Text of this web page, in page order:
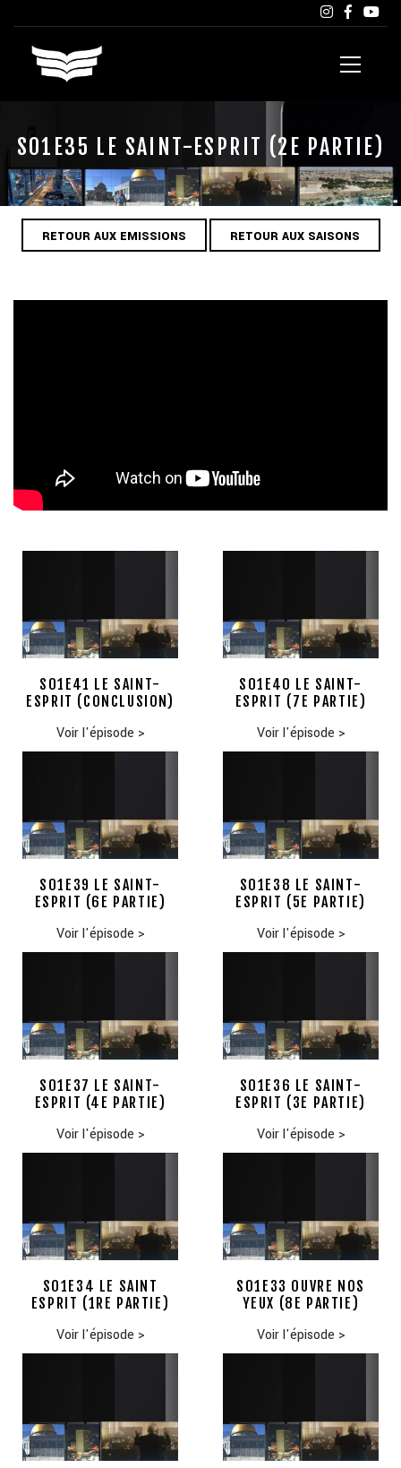
S01E35 LE SAINT-ESPRIT (2E PARTIE)
RETOUR AUX EMISSIONS RETOUR AUX SAISONS
S01E41 LE SAINT-
ESPRIT (CONCLUSION)
Voir l'épisode >
S01E40 LE SAINT-
ESPRIT (7E PARTIE)
Voir l'épisode >
S01E39 LE SAINT-
ESPRIT (6E PARTIE)
Voir l'épisode >
S01E38 LE SAINT-
ESPRIT (5E PARTIE)
Voir l'épisode >
S01E37 LE SAINT-
ESPRIT (4E PARTIE)
Voir l'épisode >
S01E36 LE SAINT-
ESPRIT (3E PARTIE)
Voir l'épisode >
S01E34 LE SAINT
ESPRIT (1RE PARTIE)
Voir l'épisode >
S01E33 OUVRE NOS
YEUX (8E PARTIE)
Voir l'épisode >